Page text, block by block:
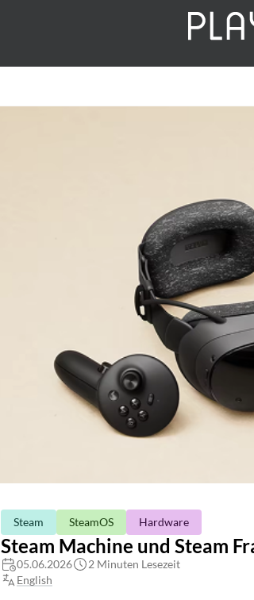
Steam SteamOS Hardware
Steam Machine und Steam
05.06.2026
2 Minuten Lesezeit
English